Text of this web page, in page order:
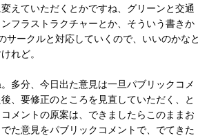
えていただくとかですね、グリーンと交通
フラストラクチャーとか、そういう書きか
サークルと対応していくので、いいのかなと
れど。
多分、今日出た意見は一旦パブリックコメ
、要修正のところを見直していただく、と
メントの原案は、できましたらこのままお
た意見をパブリックコメントで、でてきた